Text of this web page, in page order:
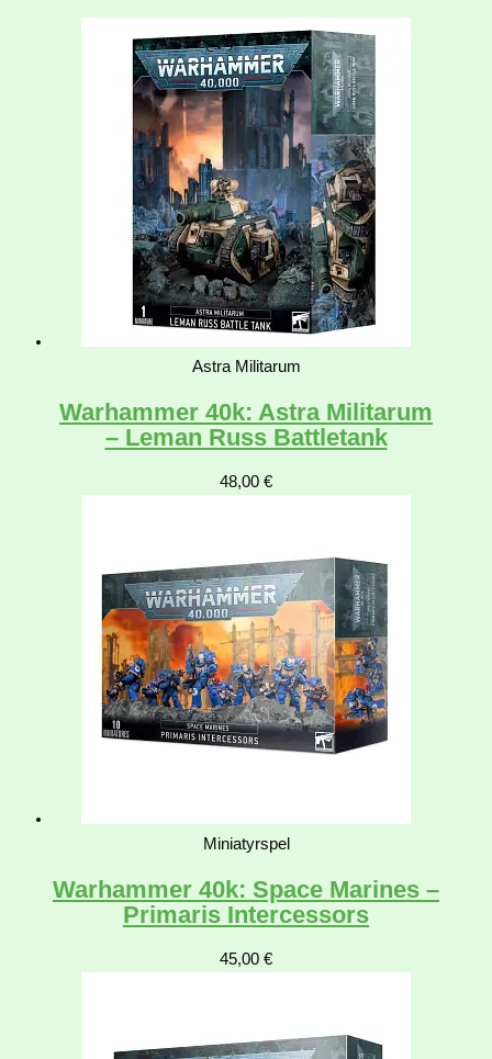
Astra Militarum
Warhammer 40k: Astra Militarum
– Leman Russ Battletank
48,00 €
Miniatyrspel
Warhammer 40k: Space Marines –
Primaris Intercessors
45,00 €